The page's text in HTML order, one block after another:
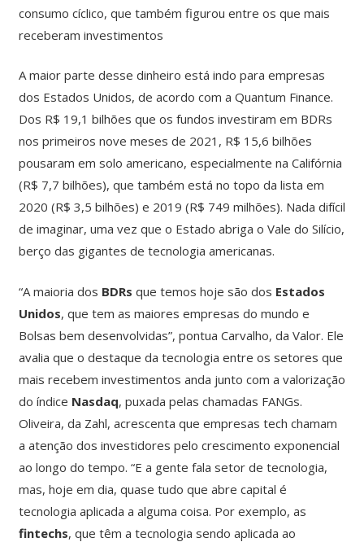
consumo cíclico, que também figurou entre os que mais
receberam investimentos
A maior parte desse dinheiro está indo para empresas
dos Estados Unidos, de acordo com a Quantum Finance.
Dos R$ 19,1 bilhões que os fundos investiram em BDRs
nos primeiros nove meses de 2021, R$ 15,6 bilhões
pousaram em solo americano, especialmente na Califórnia
(R$ 7,7 bilhões), que também está no topo da lista em
2020 (R$ 3,5 bilhões) e 2019 (R$ 749 milhões). Nada difícil
de imaginar, uma vez que o Estado abriga o Vale do Silício,
berço das gigantes de tecnologia americanas.
“A maioria dos BDRs que temos hoje são dos Estados
Unidos, que tem as maiores empresas do mundo e
Bolsas bem desenvolvidas”, pontua Carvalho, da Valor. Ele
avalia que o destaque da tecnologia entre os setores que
mais recebem investimentos anda junto com a valorização
do índice Nasdaq, puxada pelas chamadas FANGs.
Oliveira, da Zahl, acrescenta que empresas tech chamam
a atenção dos investidores pelo crescimento exponencial
ao longo do tempo. “E a gente fala setor de tecnologia,
mas, hoje em dia, quase tudo que abre capital é
tecnologia aplicada a alguma coisa. Por exemplo, as
fintechs, que têm a tecnologia sendo aplicada ao